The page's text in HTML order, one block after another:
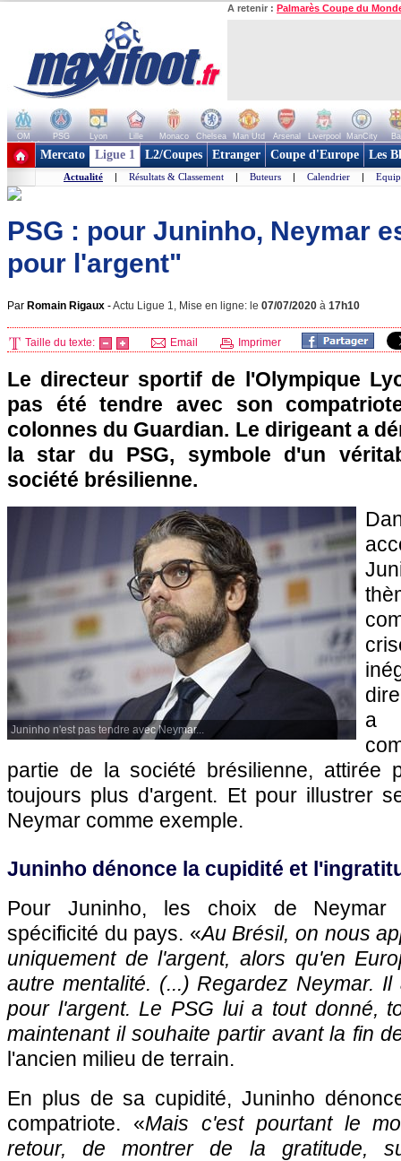
A retenir : Palmarès Coupe du
OM PSG Lyon Lille Monaco Chelsea Man Utd Arsenal Liverpool ManCity
+ de clubs
Mercato Ligue 1 L2/Coupes Etranger Coupe d'Europe Les
Actualité | Résultats & Classement | Buteurs | Calendrier |
PSG : pour Juninho, Neymar
pour l'argent"
Par Romain Rigaux -Actu Ligue 1, Mise en ligne: le 07/07/2020 à 17h10
Taille du texte: Email Imprimer
Le directeur sportif de l'Olympique
pas été tendre avec son
colonnes du Guardian. Le dirigeant a
la star du PSG, symbole d'un
société brésilienne.
Juninho n'est pas tendre avec Neymar...
a
partie de la société brésilienne, attirée
toujours plus d'argent. Et pour illustrer
Neymar comme exemple.
Juninho dénonce la cupidité et
Pour Juninho, les choix de Neymar
spécificité du pays. «Au Brésil, on nous
uniquement de l'argent, alors qu'en
autre mentalité. (...) Regardez Neymar.
pour l'argent. Le PSG lui a tout donné,
maintenant il souhaite partir avant la fin
l'ancien milieu de terrain.
En plus de sa cupidité, Juninho
compatriote. «Mais c'est pourtant le
retour, de montrer de la gratitude,